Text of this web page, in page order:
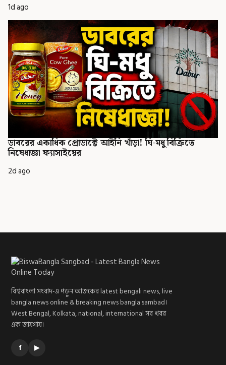
1d ago
ডাবরের একাধিক প্রোডাক্টে আইনি খাঁড়া! ঘি-মধু বিক্রিতে
নিষেধাজ্ঞা ফ্যাসাইয়ের
2d ago
বিশ্ববাংলা সংবাদ-এ পড়ুন আজকের latest bengali news, live
bangla news online & breaking news bangla sambad।
West Bengal, Kolkata, national, international সব খবর
এক জায়গায়।
f ▶